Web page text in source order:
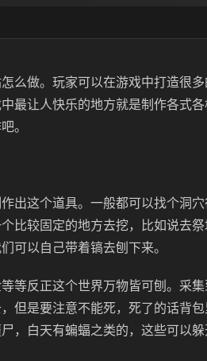
么做。玩家可以在游戏中打造很
最让人快乐的地方就是制作各式
。
出这个道具。一般都可以找个洞
比较固定的地方去挖，比如说去
可以自己带着镐去刨下来。
等反正这个世界万物皆可刨。采
但是要注意不能死，死了的话背
，白天有蝙蝠之类的，这些可以